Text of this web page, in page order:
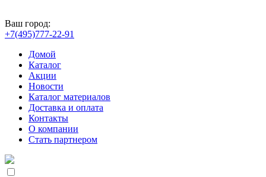
Ваш город:
+7(495)777-22-91
Домой
Каталог
Акции
Новости
Каталог материалов
Доставка и оплата
Контакты
О компании
Стать партнером